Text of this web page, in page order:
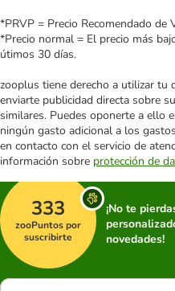
*PRVP = Precio Recomendado de
*Precio normal = El precio más
útimos 30 días.
zooplus tiene derecho a utilizar tu
enviarte publicidad directa sobre
similares. Puedes oponerte a ello
ningún gasto adicional a los
en contacto con el servicio de
información sobre protección de
333
zooPuntos por
suscribirte
¡No te
novedades!